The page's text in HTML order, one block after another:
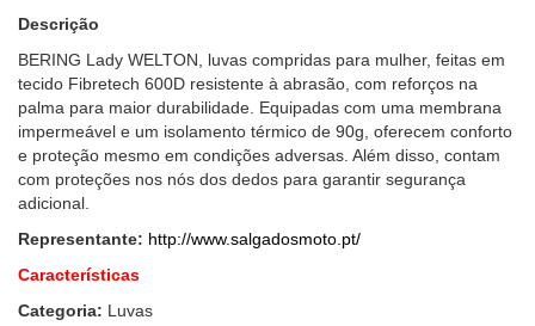
Descrição
BERING Lady WELTON, luvas compridas para mulher, feitas em
tecido Fibretech 600D resistente à abrasão, com reforços na
palma para maior durabilidade. Equipadas com uma membrana
impermeável e um isolamento térmico de 90g, oferecem conforto
e proteção mesmo em condições adversas. Além disso, contam
com proteções nos nós dos dedos para garantir segurança
adicional.
Representante: http://www.salgadosmoto.pt/
Características
Categoria: Luvas